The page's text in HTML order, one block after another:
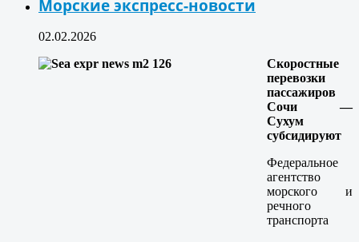
Морские экспресс-новости
02.02.2026
Скоростные
перевозки
пассажиров
Сочи —
Сухум
субсидируют
Федеральное
агентство
морского и
речного
транспорта